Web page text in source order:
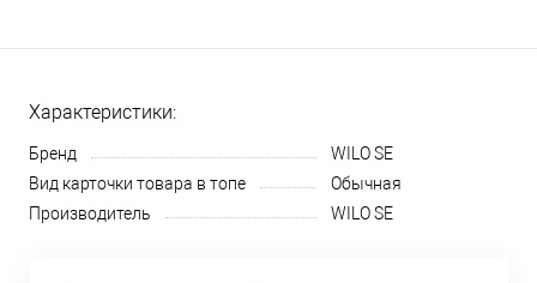
Характеристики:
Бренд
WILO SE
Вид карточки товара в топе
Обычная
Производитель
WILO SE